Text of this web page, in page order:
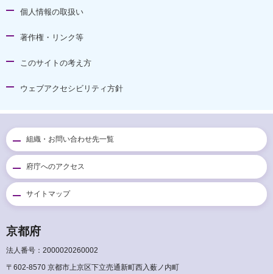
個人情報の取扱い
著作権・リンク等
このサイトの考え方
ウェブアクセシビリティ方針
組織・お問い合わせ先一覧
府庁へのアクセス
サイトマップ
京都府
法人番号：2000020260002
〒602-8570 京都市上京区下立売通新町西入薮ノ内町